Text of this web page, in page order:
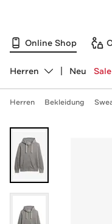
Online Shop
Abteilung ändern,
Herren Neu Sale
Herren Bekleidung